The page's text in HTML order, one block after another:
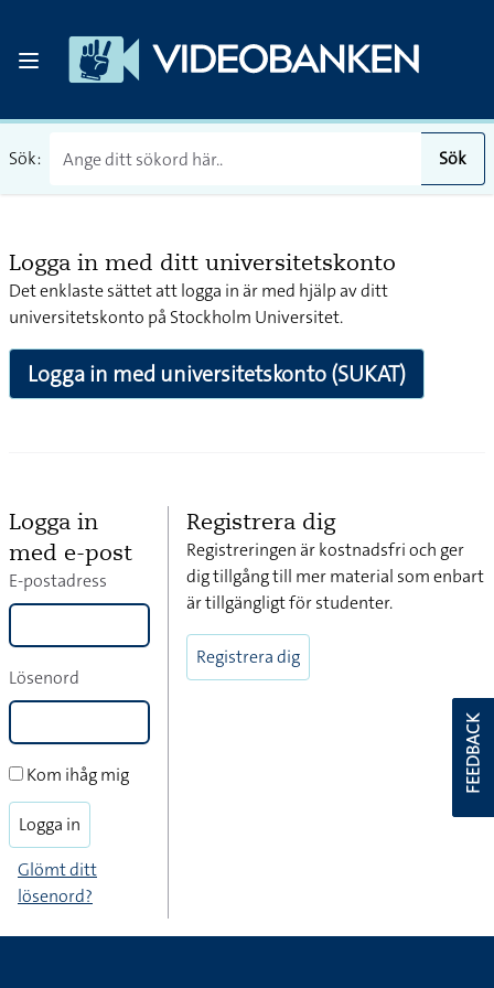
Sök: Sök
FEEDBACK
Logga in med ditt universitetskonto
Det enklaste sättet att logga in är med hjälp av ditt
universitetskonto på Stockholm Universitet.
Logga in med universitetskonto (SUKAT)
Logga in
med e-post
E-postadress
Lösenord
Kom ihåg mig
Logga in
Glömt ditt
lösenord?
Registrera dig
Registreringen är kostnadsfri och ger
dig tillgång till mer material som enbart
är tillgängligt för studenter.
Registrera dig